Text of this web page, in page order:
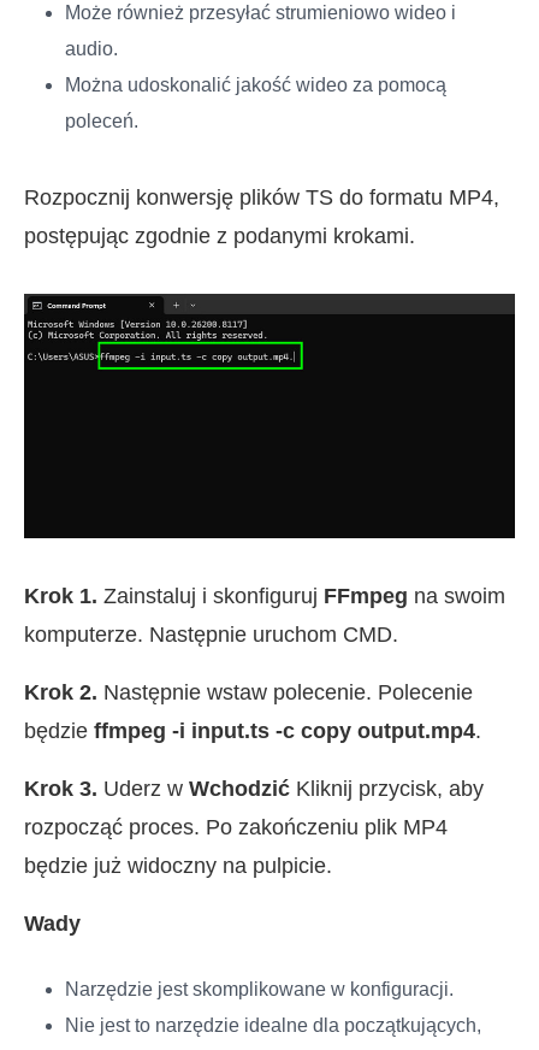
Może również przesyłać strumieniowo wideo i
audio.
Można udoskonalić jakość wideo za pomocą
poleceń.
Rozpocznij konwersję plików TS do formatu MP4,
postępując zgodnie z podanymi krokami.
Krok 1. Zainstaluj i skonfiguruj FFmpeg na swoim
komputerze. Następnie uruchom CMD.
Krok 2. Następnie wstaw polecenie. Polecenie
będzie ffmpeg -i input.ts -c copy output.mp4.
Krok 3. Uderz w Wchodzić Kliknij przycisk, aby
rozpocząć proces. Po zakończeniu plik MP4
będzie już widoczny na pulpicie.
Wady
Narzędzie jest skomplikowane w konfiguracji.
Nie jest to narzędzie idealne dla początkujących,